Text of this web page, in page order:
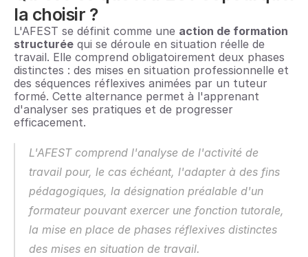
la choisir ?
L'AFEST se définit comme une action de formation
structurée qui se déroule en situation réelle de
travail. Elle comprend obligatoirement deux phases
distinctes : des mises en situation professionnelle et
des séquences réflexives animées par un tuteur
formé. Cette alternance permet à l'apprenant
d'analyser ses pratiques et de progresser
efficacement.
L'AFEST comprend l'analyse de l'activité de
travail pour, le cas échéant, l'adapter à des fins
pédagogiques, la désignation préalable d'un
formateur pouvant exercer une fonction tutorale,
la mise en place de phases réflexives distinctes
des mises en situation de travail.